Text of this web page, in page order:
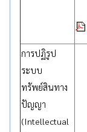
การปฏิรูป
ระบบ
ทรัพย์สินทาง
ปัญญา
(Intellectual